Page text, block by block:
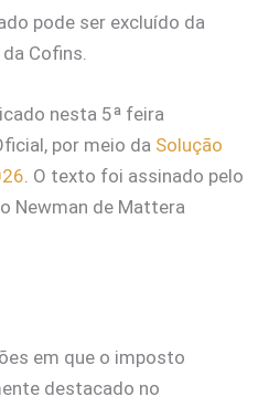
pode ser excluído da
Cofins.
nesta 5ª feira
por meio da Solução
. O texto foi assinado pelo
Newman de Mattera
em que o imposto
destacado no